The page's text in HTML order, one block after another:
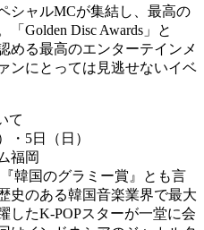
シャルMCが集結し、最高の
Golden Disc Awards」と
める最高のエンターテインメ
ンにとっては見逃せないイベ
て
・5日（日）
福岡
韓国のグラミー賞』とも言
史のある韓国音楽業界で最大
したK-POPスターが一堂に会